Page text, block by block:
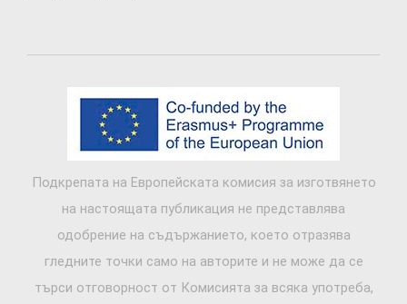
Подкрепата на Европейската комисия за изготвянето
на настоящата публикация не представлява
одобрение на съдържанието, което отразява
гледните точки само на авторите и не може да се
търси отговорност от Комисията за всяка употреба,